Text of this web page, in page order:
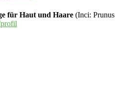
für Haut und Haare (Inci: